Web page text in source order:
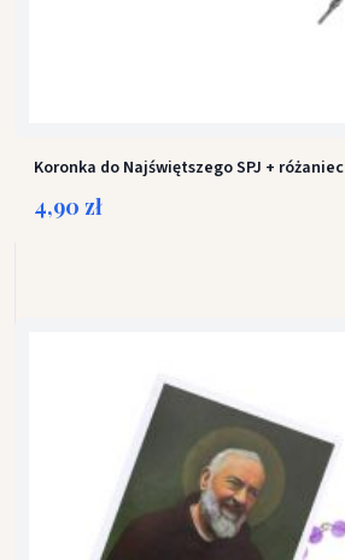
Koronka do Najświętszego SPJ + różaniec
4,90 zł